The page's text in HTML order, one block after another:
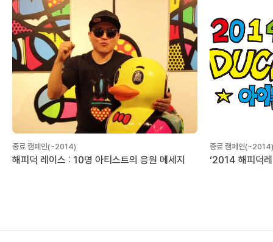
종료 캠페인(~2014)
해피덕 레이스 : 10명 아티스트의 응원 메세지
종료 캠페인(~2014)
‘2014 해피덕